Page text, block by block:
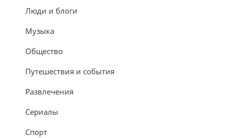
Люди и блоги
Музыка
Общество
Путешествия и события
Развлечения
Сериалы
Спорт